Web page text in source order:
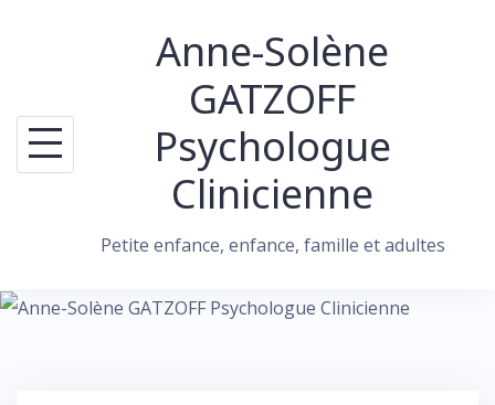
Anne-Solène
GATZOFF
Psychologue
Clinicienne
Petite enfance, enfance, famille et adultes